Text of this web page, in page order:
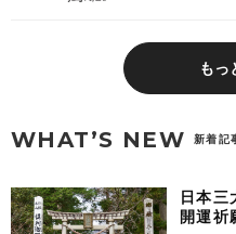
もっ
WHAT’S NEW 新着記
日本三
開運祈